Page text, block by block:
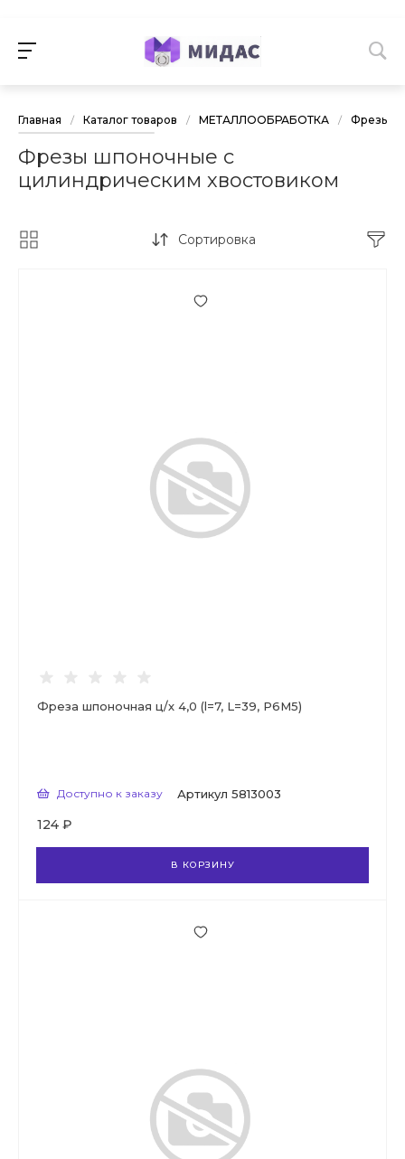
Главная / Каталог товаров / МЕТАЛЛООБРАБОТКА / Фрезы и
Фрезы шпоночные с
цилиндрическим хвостовиком
Сортировка
Фреза шпоночная ц/х 4,0 (l=7, L=39, Р6М5)
Доступно к заказу Артикул 5813003
124 ₽
В КОРЗИНУ